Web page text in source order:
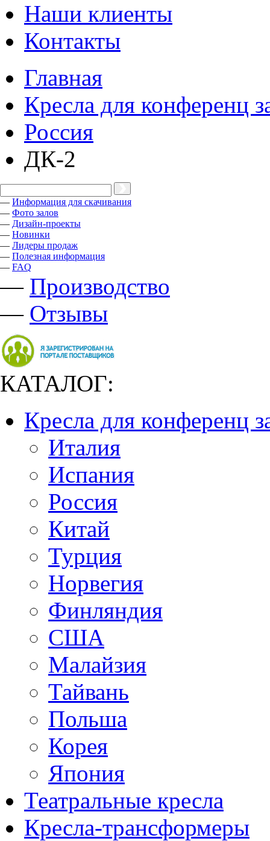
Наши клиенты
Контакты
Главная
Кресла для конференц
Россия
ДК-2
— Информация для скачивания
— Фото залов
— Дизайн-проекты
— Новинки
— Лидеры продаж
— Полезная информация
— FAQ
— Производство
— Отзывы
КАТАЛОГ:
Кресла для конференц
Италия
Испания
Россия
Китай
Турция
Норвегия
Финляндия
США
Малайзия
Тайвань
Польша
Корея
Япония
Театральные кресла
Кресла-трансформеры